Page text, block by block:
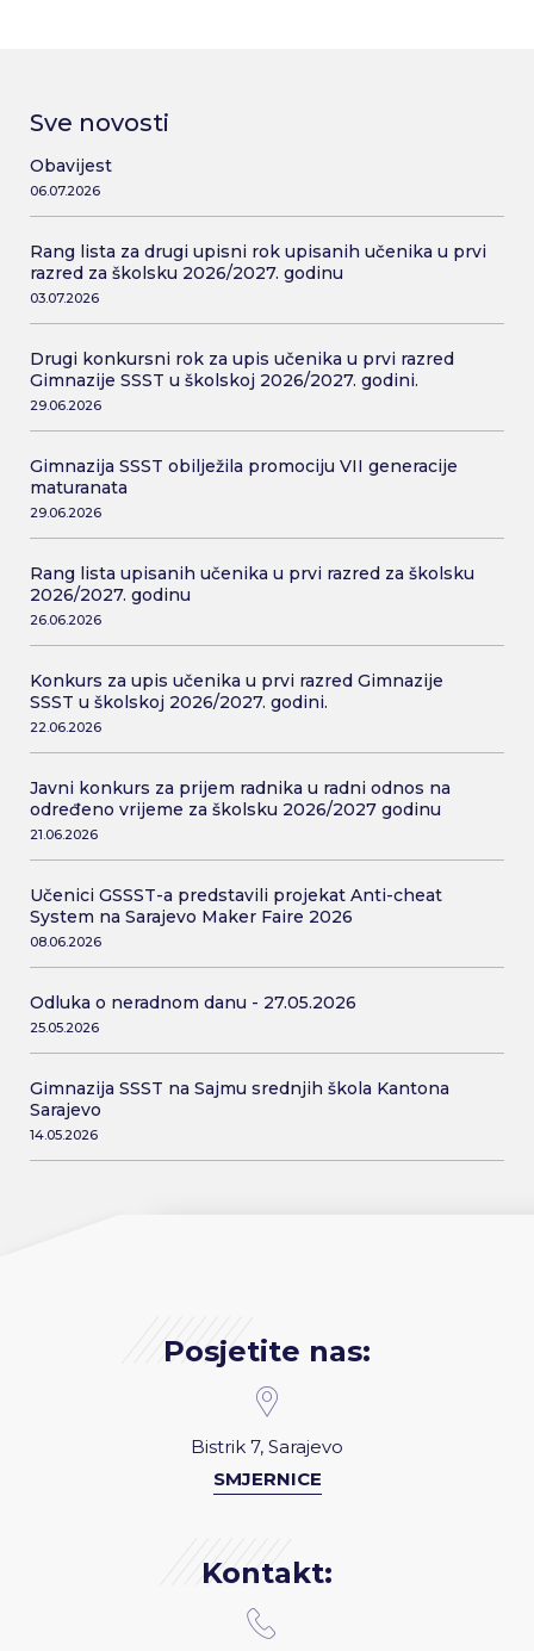
Sve novosti
Obavijest
06.07.2026
Rang lista za drugi upisni rok upisanih učenika u prvi
razred za školsku 2026/2027. godinu
03.07.2026
Drugi konkursni rok za upis učenika u prvi razred
Gimnazije SSST u školskoj 2026/2027. godini.
29.06.2026
Gimnazija SSST obilježila promociju VII generacije
maturanata
29.06.2026
Rang lista upisanih učenika u prvi razred za školsku
2026/2027. godinu
26.06.2026
Konkurs za upis učenika u prvi razred Gimnazije
SSST u školskoj 2026/2027. godini.
22.06.2026
Javni konkurs za prijem radnika u radni odnos na
određeno vrijeme za školsku 2026/2027 godinu
21.06.2026
Učenici GSSST-a predstavili projekat Anti-cheat
System na Sarajevo Maker Faire 2026
08.06.2026
Odluka o neradnom danu - 27.05.2026
25.05.2026
Gimnazija SSST na Sajmu srednjih škola Kantona
Sarajevo
14.05.2026
Posjetite nas:
Bistrik 7, Sarajevo
SMJERNICE
Kontakt: